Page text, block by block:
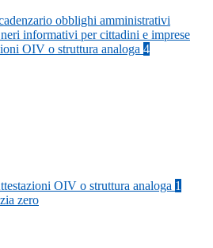
obblighi amministrativi
informativi per cittadini e imprese
OIV o struttura analoga 4
OIV o struttura analoga 1
zero